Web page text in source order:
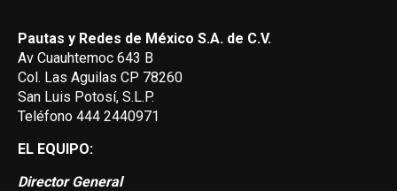
Pautas y Redes de México S.A. de C.V.
Av Cuauhtemoc 643 B
Col. Las Aguilas CP 78260
San Luis Potosí, S.L.P.
Teléfono 444 2440971
EL EQUIPO:
Director General